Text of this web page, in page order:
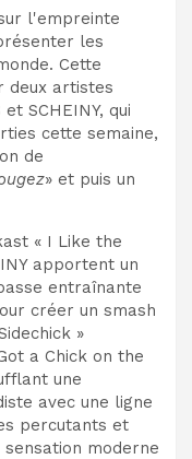
l'empreinte
les
Cette
deux artistes
SCHEINY, qui
cette semaine,
de
» et puis un
« I Like the
apportent un
entraînante
créer un smash
»
a Chick on the
une
avec une ligne
percutants et
moderne